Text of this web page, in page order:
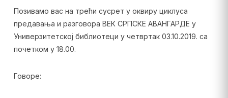
Позивамо вас на трећи сусрет у оквиру циклуса
предавања и разговора ВЕК СРПСКЕ АВАНГАРДЕ у
Универзитетској библиотеци у четвртак 03.10.2019. са
почетком у 18.00.
Говоре: